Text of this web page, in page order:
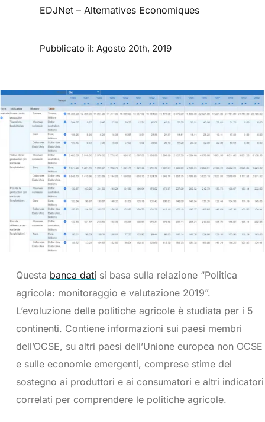
EDJNet – Alternatives Economiques
Pubblicato il: Agosto 20th, 2019
Questa banca dati si basa sulla relazione “Politica
agricola: monitoraggio e valutazione 2019”.
L’evoluzione delle politiche agricole è studiata per i 5
continenti. Contiene informazioni sui paesi membri
dell’OCSE, su altri paesi dell’Unione europea non OCSE
e sulle economie emergenti, comprese stime del
sostegno ai produttori e ai consumatori e altri indicatori
correlati per comprendere le politiche agricole.